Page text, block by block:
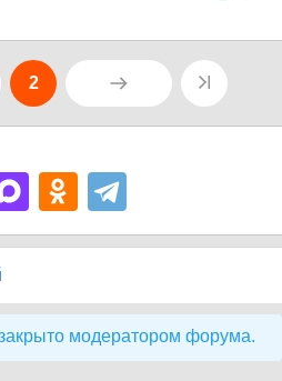
2
модератором форума.